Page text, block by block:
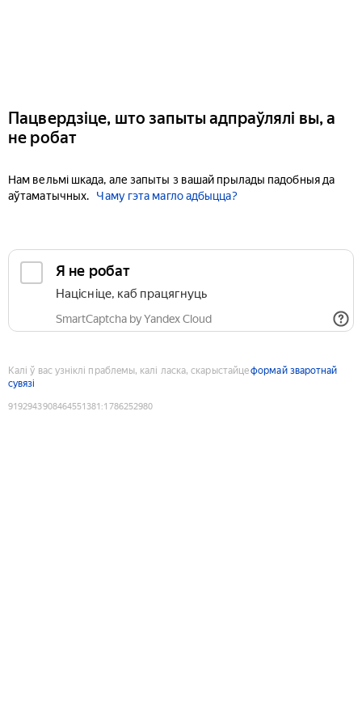
Пацвердзіце, што запыты адпраўлялі вы, а
не робат
Нам вельмі шкада, але запыты з вашай прылады падобныя да
аўтаматычных.
Чаму гэта магло адбыцца?
Я не робат
Націсніце, каб працягнуць
SmartCaptcha by Yandex Cloud
Калі ў вас узніклі праблемы, калі ласка, скарыстайцеформай зваротнай
сувязі
9192943908464551381 :1786252980